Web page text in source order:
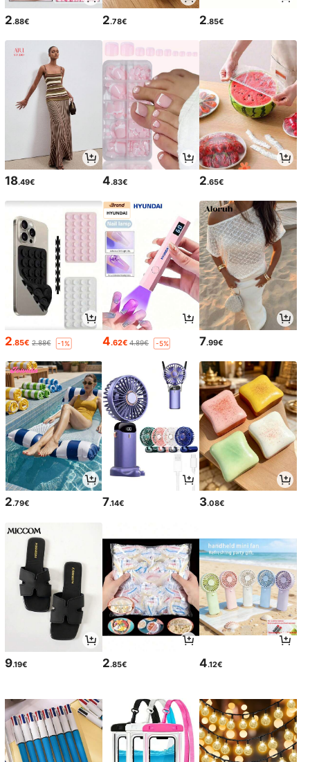
2.88€ 2.78€ 2.85€
18.49€ 4.83€ 2.65€
2.85€ 2.88€ -1% 4.62€ 4.89€ -5% 7.99€
2.79€ 7.14€ 3.08€
9.19€ 2.85€ 4.12€